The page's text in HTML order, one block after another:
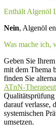
Enthält Algenöl
Nein, Algenöl
Was mache ich,
Geben Sie
mit dem Thema
finden Sie
ATnN-
darauf verlasse,
systemischen
umsetzen.